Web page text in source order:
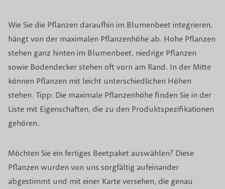
Wie Sie die Pflanzen daraufhin im Blumenbeet integrieren,
hängt von der maximalen Pflanzenhöhe ab. Hohe Pflanzen
stehen ganz hinten im Blumenbeet, niedrige Pflanzen
sowie Bodendecker stehen oft vorn am Rand. In der Mitte
können Pflanzen mit leicht unterschiedlichen Höhen
stehen. Tipp: Die maximale Pflanzenhöhe finden Sie in der
Liste mit Eigenschaften, die zu den Produktspezifikationen
gehören.
Möchten Sie ein fertiges Beetpaket auswählen? Diese
Pflanzen wurden von uns sorgfältig aufeinander
abgestimmt und mit einer Karte versehen, die genau